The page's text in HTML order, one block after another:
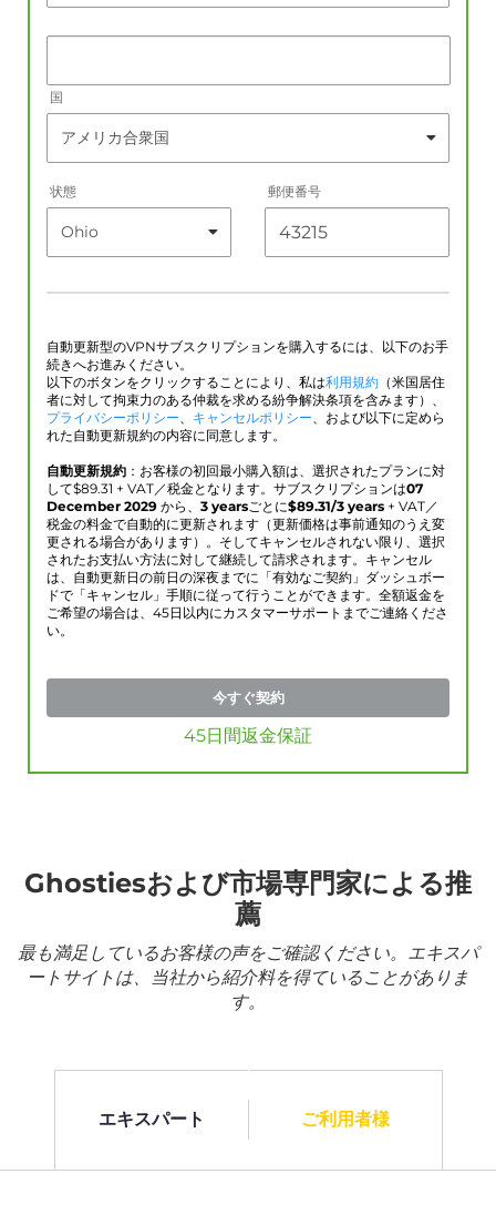
国
状態 郵便番号
自動更新型のVPNサブスクリプションを購入するには、以下のお手
続きへお進みください。
以下のボタンをクリックすることにより、私は利用規約 （米国居住
者に対して拘束力のある仲裁を求める紛争解決条項を含みます）、
プライバシーポリシー、 キャンセルポリシー、および以下に定めら
れた自動更新規約の内容に同意します。
自動更新規約 ：お客様の初回最小購入額は、選択されたプランに対
して$89.31 + VAT／税金となります。サブスクリプションは07
December 2029 から、 3 yearsごとに$89.31/3 years + VAT／
税金の料金で自動的に更新されます（更新価格は事前通知のうえ変
更される場合があります）。そしてキャンセルされない限り、選択
されたお支払い方法に対して継続して請求されます。キャンセル
は、自動更新日の前日の深夜までに「有効なご契約」ダッシュボー
ドで「キャンセル」手順に従って行うことができます。全額返金を
ご希望の場合は、45日以内にカスタマーサポートまでご連絡くださ
い。
今すぐ契約
45日間返金保証
Ghostiesおよび市場専門家による推
薦
最も満足しているお客様の声をご確認ください。エキスパ
ートサイトは、当社から紹介料を得ていることがありま
す。
エキスパート ご利用者様